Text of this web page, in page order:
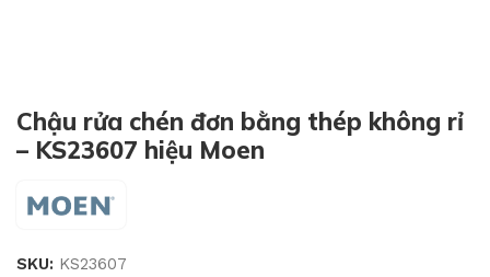
Chậu rửa chén đơn bằng thép không rỉ
– KS23607 hiệu Moen
SKU: KS23607